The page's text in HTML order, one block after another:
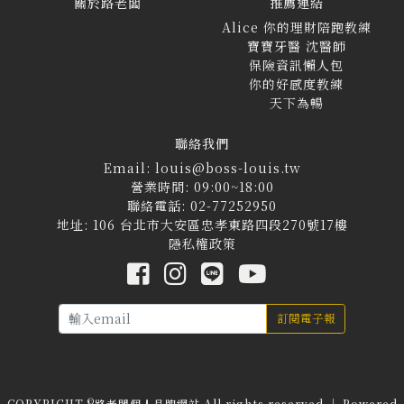
關於路老闆
推薦連結
Alice 你的理財陪跑教練
寶寶牙醫 沈醫師
保險資訊懶人包
你的好感度教練
天下為暢
聯絡我們
Email: louis@boss-louis.tw
營業時間: 09:00~18:00
聯絡電話: 02-77252950
地址: 106 台北市大安區忠孝東路四段270號17樓
隱私權政策
訂閱電子報
©